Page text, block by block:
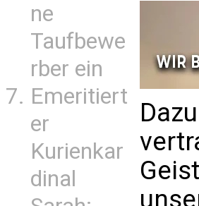
ne
Taufbewe
rber ein
Emeritiert
er
Kurienkar
dinal